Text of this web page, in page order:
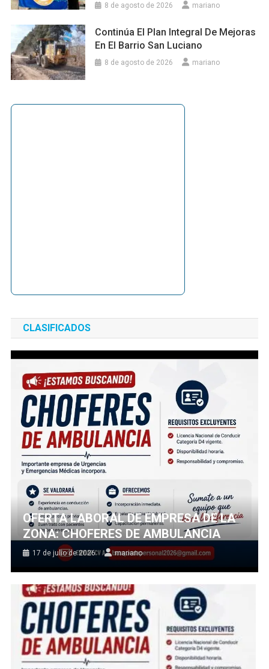
8 de agosto de 2026 mariano
Continúa El Plan Integral De Mejoras
En El Barrio San Luciano
8 de agosto de 2026 mariano
CLASIFICADOS
OFERTA LABORAL DE EMPRESA DE LA
ZONA: CHOFERES DE AMBULANCIA
17 de julio de 2026 mariano